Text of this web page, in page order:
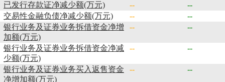
已发行存款证净减少额(万元)
--
--
交易性金融负债净减少额(万元)
--
--
银行业务及证券业务拆借资金净增
加额(万元)
-- --
银行业务及证券业务拆借资金净减
少额(万元)
-- --
银行业务及证券业务买入返售资金
净增加额(万元)
-- --